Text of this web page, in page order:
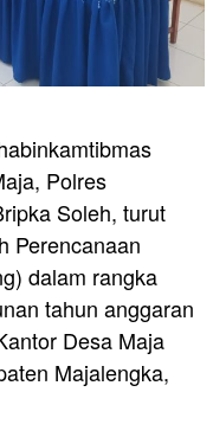
Polres
Soleh, turut
Perencanaan
dalam rangka
tahun anggaran
Desa Maja
Majalengka,